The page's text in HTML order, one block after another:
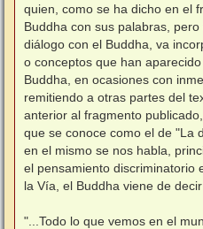
quien, como se ha dicho en el
Buddha con sus palabras,
diálogo con el Buddha, va
o conceptos que han
Buddha, en ocasiones con
remitiendo a otras partes del
anterior al fragmento
que se conoce como el de "La
en el mismo se nos habla,
el pensamiento discriminatorio
la Vía, el Buddha viene de
"...Todo lo que vemos en el